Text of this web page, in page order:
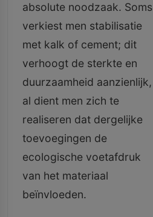
absolute noodzaak. Soms
verkiest men stabilisatie
met kalk of cement; dit
verhoogt de sterkte en
duurzaamheid aanzienlijk,
al dient men zich te
realiseren dat dergelijke
toevoegingen de
ecologische voetafdruk
van het materiaal
beïnvloeden.